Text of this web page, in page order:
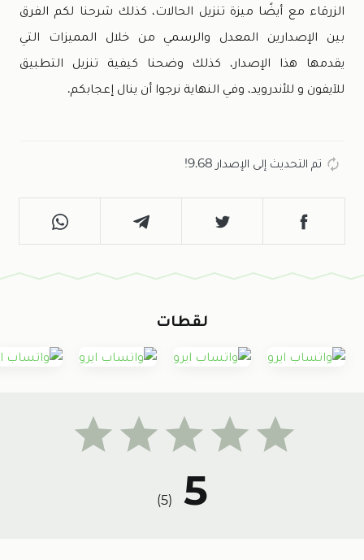
الزرقاء مع أيضًا ميزة تنزيل الحالات، كذلك شرحنا لكم الفرق
بين الإصدارين المعدل والرسمي من خلال المميزات التي
يقدمها هذا الإصدار، كذلك وضحنا كيفية تنزيل التطبيق
للآيفون و للأندرويد، وفي النهاية نرجوا أن ينال إعجابكم.
تم التحديث إلى الإصدار 9.68!
5
(
5
)
لقطات